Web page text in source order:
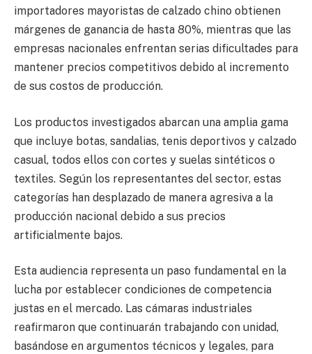
importadores mayoristas de calzado chino obtienen
márgenes de ganancia de hasta 80%, mientras que las
empresas nacionales enfrentan serias dificultades para
mantener precios competitivos debido al incremento
de sus costos de producción.
Los productos investigados abarcan una amplia gama
que incluye botas, sandalias, tenis deportivos y calzado
casual, todos ellos con cortes y suelas sintéticos o
textiles. Según los representantes del sector, estas
categorías han desplazado de manera agresiva a la
producción nacional debido a sus precios
artificialmente bajos.
Esta audiencia representa un paso fundamental en la
lucha por establecer condiciones de competencia
justas en el mercado. Las cámaras industriales
reafirmaron que continuarán trabajando con unidad,
basándose en argumentos técnicos y legales, para